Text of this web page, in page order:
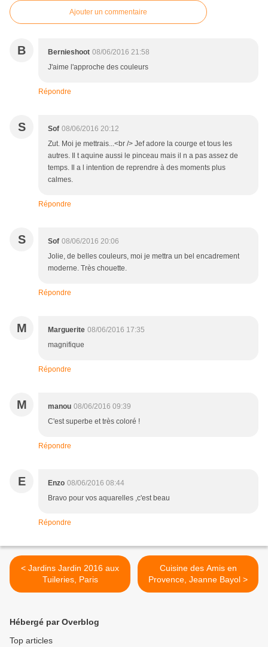
Ajouter un commentaire
B Bernieshoot 08/06/2016 21:58
J'aime l'approche des couleurs
Répondre
S Sof 08/06/2016 20:12
Zut. Moi je mettrais...<br /> Jef adore la courge et tous les
autres. Il t aquine aussi le pinceau mais il n a pas assez de
temps. Il a l intention de reprendre à des moments plus
calmes.
Répondre
S Sof 08/06/2016 20:06
Jolie, de belles couleurs, moi je mettra un bel encadrement
moderne. Très chouette.
Répondre
M Marguerite 08/06/2016 17:35
magnifique
Répondre
M manou 08/06/2016 09:39
C'est superbe et très coloré !
Répondre
E Enzo 08/06/2016 08:44
Bravo pour vos aquarelles ,c'est beau
Répondre
< Jardins Jardin 2016 aux
Tuileries, Paris
Cuisine des Amis en
Provence, Jeanne Bayol >
Hébergé par Overblog
Top articles